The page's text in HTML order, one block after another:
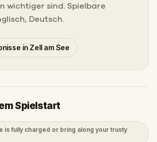
wichtiger sind. Spielbare
Deutsch.
in Zell am See
Spielstart
is fully charged or bring along your trusty